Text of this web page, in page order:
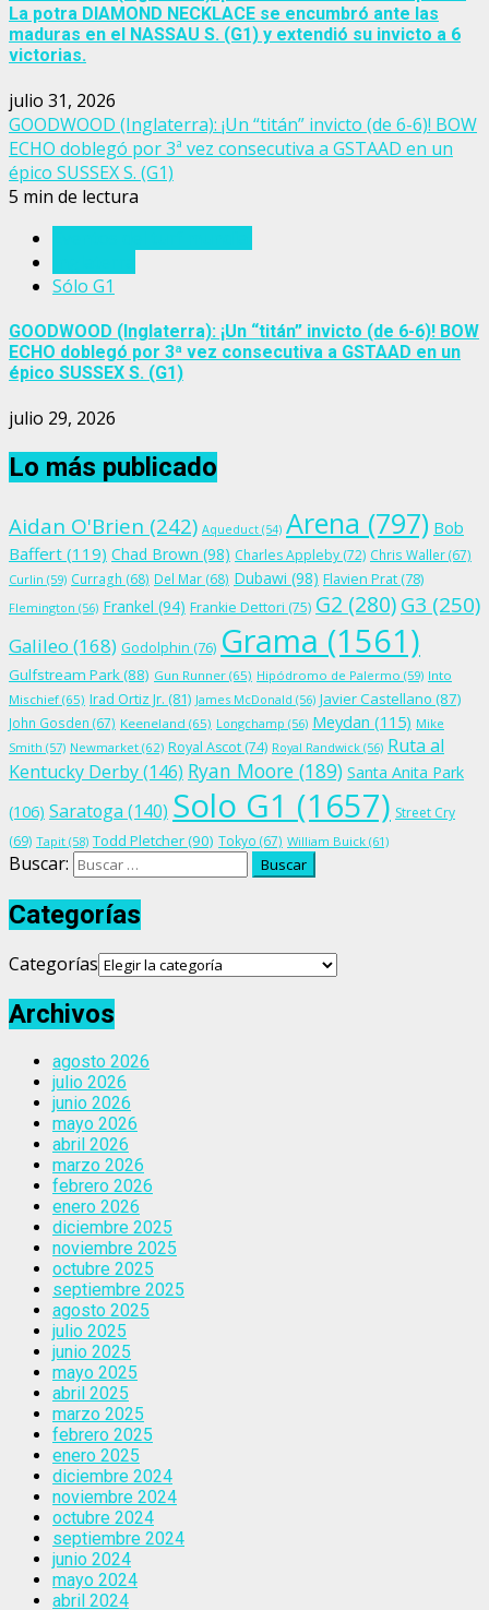
La potra DIAMOND NECKLACE se encumbró ante las
maduras en el NASSAU S. (G1) y extendió su invicto a 6
victorias.
julio 31, 2026
GOODWOOD (Inglaterra): ¡Un “titán” invicto (de 6-6)! BOW
ECHO doblegó por 3ª vez consecutiva a GSTAAD en un
épico SUSSEX S. (G1)
5 min de lectura
Sólo G1
GOODWOOD (Inglaterra): ¡Un “titán” invicto (de 6-6)! BOW
ECHO doblegó por 3ª vez consecutiva a GSTAAD en un
épico SUSSEX S. (G1)
julio 29, 2026
Lo más publicado
Aidan O'Brien (242) Aqueduct (54) Arena (797) Bob
Baffert (119) Chad Brown (98) Charles Appleby (72) Chris Waller(67)
Curlin (59) Curragh (68) Del Mar (68) Dubawi (98) Flavien Prat (78)
Flemington (56) Frankel (94) Frankie Dettori (75) G2 (280)G3 (250)
Galileo (168) Godolphin (76) Grama (1561)
Gulfstream Park(88) Gun Runner (65) Hipódromo de Palermo (59) Into
Mischief (65) Irad Ortiz Jr. (81) James McDonald (56) Javier Castellano (87)
John Gosden (67) Keeneland (65) Longchamp (56) Meydan (115) Mike
Smith (57) Newmarket (62) Royal Ascot (74) Royal Randwick (56) Ruta al
Kentucky Derby(146) Ryan Moore (189) Santa Anita Park
(106) Saratoga (140) Solo G1 (1657) Street Cry
(69) Tapit (58) Todd Pletcher(90) Tokyo (67) William Buick (61)
Buscar:
Categorías
Categorías
Archivos
agosto 2026
julio 2026
junio 2026
mayo 2026
abril 2026
marzo 2026
febrero 2026
enero 2026
diciembre 2025
noviembre 2025
octubre 2025
septiembre 2025
agosto 2025
julio 2025
junio 2025
mayo 2025
abril 2025
marzo 2025
febrero 2025
enero 2025
diciembre 2024
noviembre 2024
octubre 2024
septiembre 2024
junio 2024
mayo 2024
abril 2024